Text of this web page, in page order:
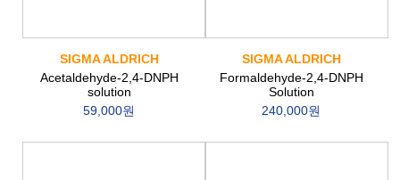
SIGMA ALDRICH
Acetaldehyde-2,4-DNPH
solution
59,000원
SIGMA ALDRICH
Formaldehyde-2,4-DNPH
Solution
240,000원